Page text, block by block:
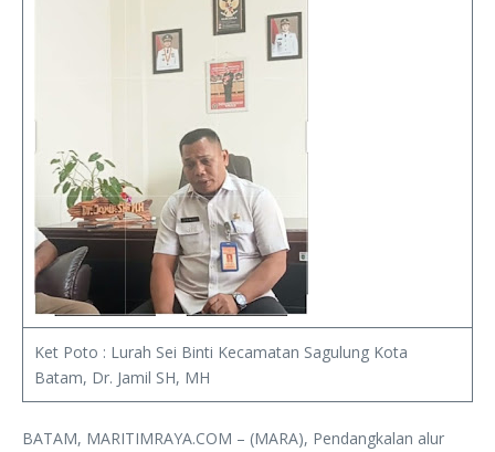
Ket Poto : Lurah Sei Binti Kecamatan Sagulung Kota
Batam, Dr. Jamil SH, MH
BATAM, MARITIMRAYA.COM – (MARA), Pendangkalan alur